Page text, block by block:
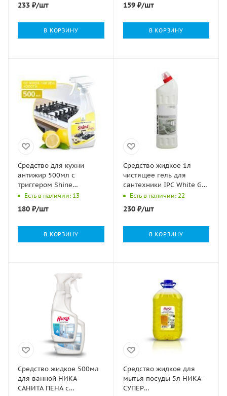
233 ₽/шт
В КОРЗИНУ
159₽/шт
В КОРЗИНУ
Средство для кухни
антижир 500мл с
триггером Shine
Clean&Green 1/12
Есть в наличии: 13
180 ₽/шт
В КОРЗИНУ
Средство жидкое 1л
чистящее гель для
сантехники IPC White Gel
с дезин.эффектом
Италмас 1/15
Есть в наличии: 22
230₽/шт
В КОРЗИНУ
Средство жидкое 500мл
для ванной НИКА-
САНИТА ПЕНА с
Средство жидкое для
мытья посуды 5л НИКА-
СУПЕР